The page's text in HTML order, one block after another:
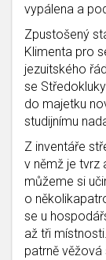
vypálena a
Zpustošený
Klimenta pro
jezuitského
se
do majetku
studijnímu
Z inventáře
v němž je tvrz
můžeme si
o
se u
až tři
patrně